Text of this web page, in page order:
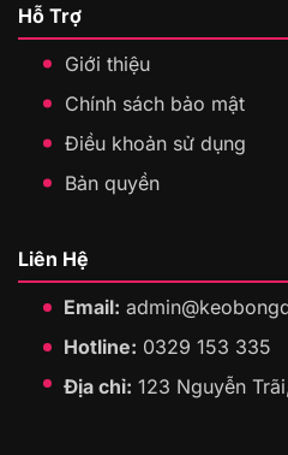
Hỗ Trợ
Giới thiệu
Chính sách bảo mật
Điều khoản sử dụng
Bản quyền
Liên Hệ
Email:
Hotline: 0329 153 335
Địa chỉ: 123 Nguyễn